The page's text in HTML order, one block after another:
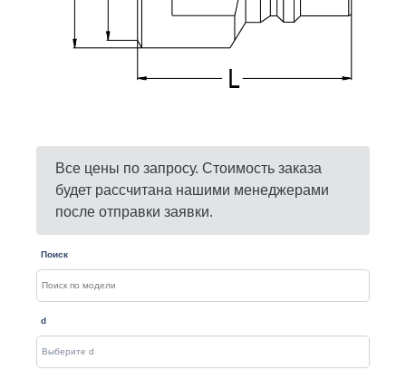
Все цены по запросу. Стоимость заказа
будет рассчитана нашими менеджерами
после отправки заявки.
Поиск
d